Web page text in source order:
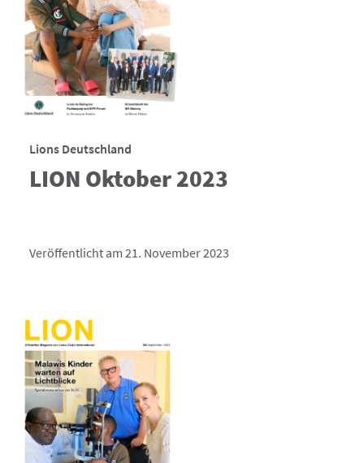
Lions Deutschland
LION Oktober 2023
Veröffentlicht am 21. November 2023